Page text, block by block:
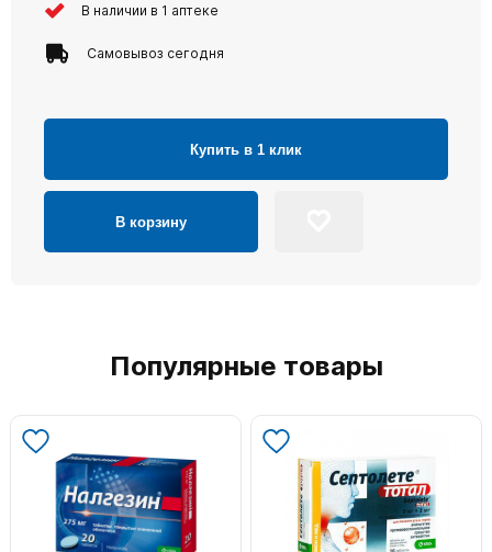
В наличии в 1 аптеке
Самовывоз сегодня
Купить в 1 клик
В корзину
Популярные товары